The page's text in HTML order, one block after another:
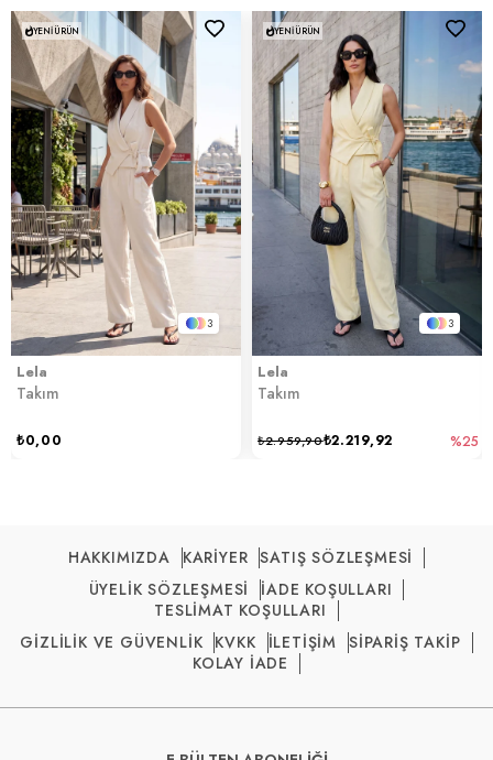
3
Lela
Takım
₺0,00
YENI ÜRÜN
3
Lela
Takım
₺2.219,92
₺2.959,90 %25
YENI ÜRÜN
HAKKIMIZDA KARİYER SATIŞ SÖZLEŞMESİ
ÜYELİK SÖZLEŞMESİ
İADE KOŞULLARI
TESLİMAT KOŞULLARI
GİZLİLİK VE GÜVENLİK KVKK İLETİŞİM
SİPARİŞ TAKİP
KOLAY İADE